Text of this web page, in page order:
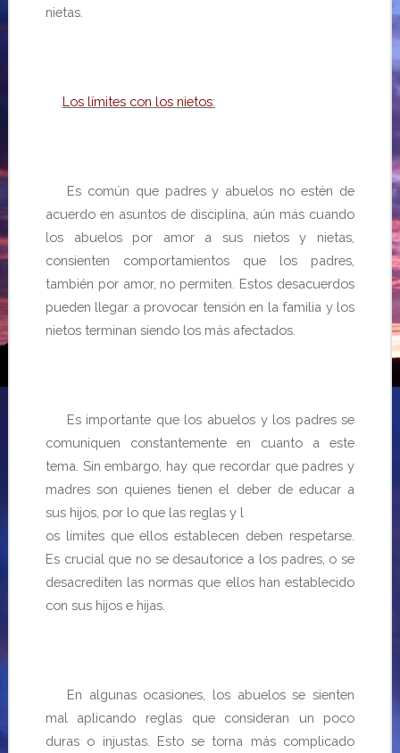
nietas.
Los límites con los nietos:
Es común que padres y abuelos no estén de
acuerdo en asuntos de disciplina, aún más cuando
los abuelos por amor a sus nietos y nietas,
consienten
comportamientos que los padres,
también por amor, no permiten. Estos desacuerdos
pueden llegar a provocar tensión en la familia y los
nietos terminan siendo los más afectados.
Es importante que los abuelos y los padres se
comuniquen constantemente en cuanto a este
tema. Sin embargo, hay que recordar que padres y
madres son quienes tienen el deber de educar a
sus hijos, por lo que las reglas y l
os límites que ellos establecen deben respetarse.
Es crucial que no se desautorice a los padres, o se
desacrediten las normas que ellos han establecido
con sus hijos e hijas.
En algunas ocasiones, los abuelos se sienten
mal aplicando reglas
que consideran un poco
duras o injustas. Esto se torna más complicado